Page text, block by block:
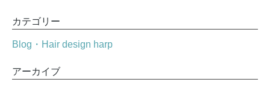
カテゴリー
Blog・Hair design harp
アーカイブ